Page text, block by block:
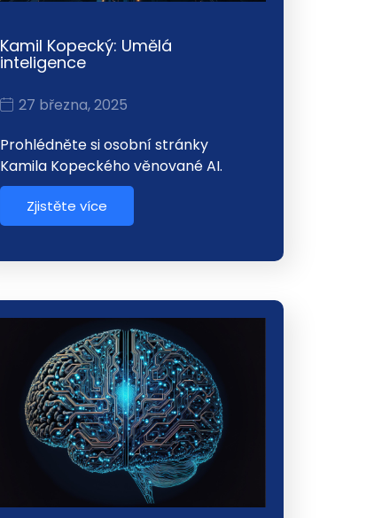
Kamil Kopecký: Umělá
inteligence
27 března, 2025
Prohlédněte si osobní stránky
Kamila Kopeckého věnované AI.
Zjistěte více